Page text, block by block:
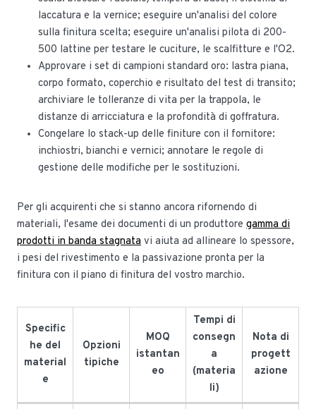
laccatura e la vernice; eseguire un'analisi del colore
sulla finitura scelta; eseguire un'analisi pilota di 200-
500 lattine per testare le cuciture, le scalfitture e l'O2.
Approvare i set di campioni standard oro: lastra piana,
corpo formato, coperchio e risultato del test di transito;
archiviare le tolleranze di vita per la trappola, le
distanze di arricciatura e la profondità di goffratura.
Congelare lo stack-up delle finiture con il fornitore:
inchiostri, bianchi e vernici; annotare le regole di
gestione delle modifiche per le sostituzioni.
Per gli acquirenti che si stanno ancora rifornendo di
materiali, l'esame dei documenti di un produttore gamma di
prodotti in banda stagnata vi aiuta ad allineare lo spessore,
i pesi del rivestimento e la passivazione pronta per la
finitura con il piano di finitura del vostro marchio.
Specific
he del
material
e
Opzioni
tipiche
MOQ
istantan
eo
Tempi di
consegn
a
(materia
li)
Nota di
progett
azione